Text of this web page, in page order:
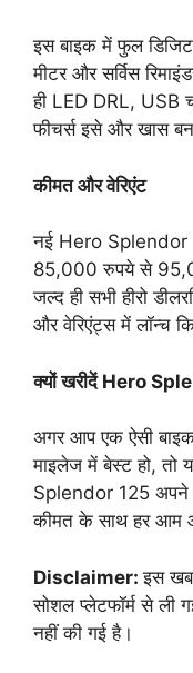
इस बाइक में फुल
मीटर और सर्विस
ही LED DRL, USB
फीचर्स इसे और खास
कीमत और वेरिएंट
नई Hero Splendor
85,000 रुपये से
जल्द ही सभी हीरो
और वेरिएंट्स में लॉन्च
क्यों खरीदें Hero
अगर आप एक ऐसी
माइलेज में बेस्ट हो, तो
Splendor 125 अपने
कीमत के साथ हर आम
Disclaimer:इस
सोशल प्लेटफॉर्म से ली
नहीं की गई है।